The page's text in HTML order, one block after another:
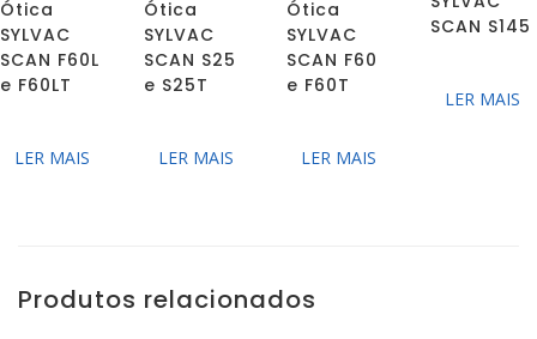
Ótica
SYLVAC
SCAN F60L
e F60LT
LER MAIS
Ótica
SYLVAC
SCAN S25
e S25T
LER MAIS
Ótica
SYLVAC
SCAN F60
e F60T
LER MAIS
SCAN S145
LER MAIS
Produtos relacionados